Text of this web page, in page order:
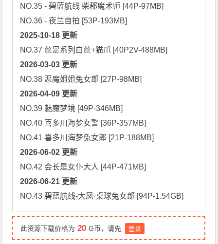
NO.35 - 碧蓝航线 柴郡魔术师 [44P-97MB]
2025-10-18 更新
2026-03-03 更新
2026-04-09 更新
NO.39 魅魔梦境 [49P-346MB]
NO.40 喜多川海梦女警 [36P-357MB]
2026-06-02 更新
2026-06-21 更新
NO.43 碧蓝航线-大凤·桌球兔女郎 [94P-1.54GB]
此资源下载价格为 20 G币，请先 登录